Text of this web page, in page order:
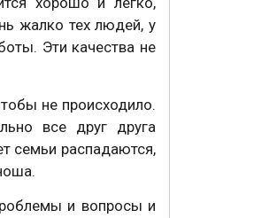
жалко тех людей, у
Эти качества не
не происходило.
все друг друга
семьи распадаются,
и вопросы и